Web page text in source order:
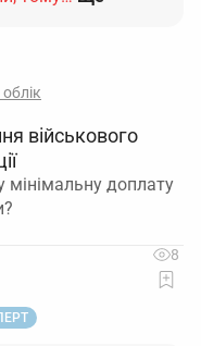
військового
мінімальну доплату
8